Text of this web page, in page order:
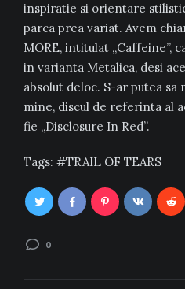
inspiratie si orientare
parca prea variat. Avem
MORE, intitulat „Caffeine”,
in varianta Metalica, desi
absolut deloc. S-ar putea sa
mine, discul de referinta al
fie „Disclosure In Red”.
Tags: TRAIL OF TEARS
0